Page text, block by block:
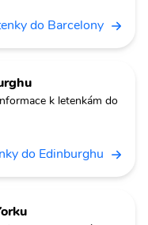
do Barcelony
k letenkám do
do Edinburghu